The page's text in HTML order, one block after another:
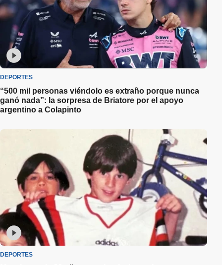
DEPORTES
“500 mil personas viéndolo es extraño porque nunca
ganó nada”: la sorpresa de Briatore por el apoyo
argentino a Colapinto
DEPORTES